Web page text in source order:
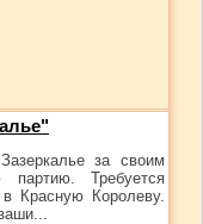
за своим
Требуется
Красную Королеву.